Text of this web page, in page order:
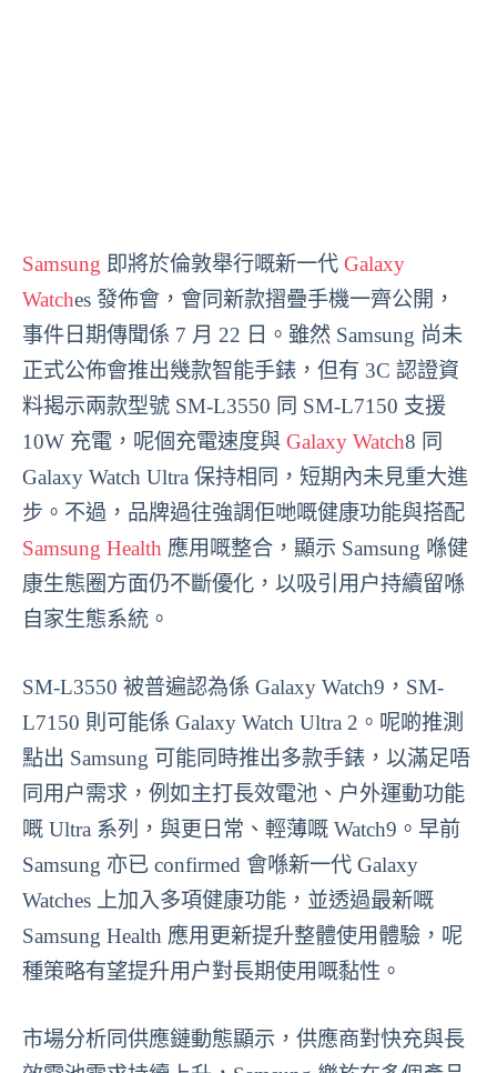
Samsung 即將於倫敦舉行嘅新一代 Galaxy
Watches 發佈會，會同新款摺疊手機一齊公開，
事件日期傳聞係 7 月 22 日。雖然 Samsung 尚未
正式公佈會推出幾款智能手錶，但有 3C 認證資
料揭示兩款型號 SM-L3550 同 SM-L7150 支援
10W 充電，呢個充電速度與 Galaxy Watch8 同
Galaxy Watch Ultra 保持相同，短期內未見重大進
步。不過，品牌過往強調佢哋嘅健康功能與搭配
Samsung Health 應用嘅整合，顯示 Samsung 喺健
康生態圈方面仍不斷優化，以吸引用户持續留喺
自家生態系統。
SM-L3550 被普遍認為係 Galaxy Watch9，SM-
L7150 則可能係 Galaxy Watch Ultra 2。呢啲推測
點出 Samsung 可能同時推出多款手錶，以滿足唔
同用户需求，例如主打長效電池、户外運動功能
嘅 Ultra 系列，與更日常、輕薄嘅 Watch9。早前
Samsung 亦已 confirmed 會喺新一代 Galaxy
Watches 上加入多項健康功能，並透過最新嘅
Samsung Health 應用更新提升整體使用體驗，呢
種策略有望提升用户對長期使用嘅黏性。
市場分析同供應鏈動態顯示，供應商對快充與長